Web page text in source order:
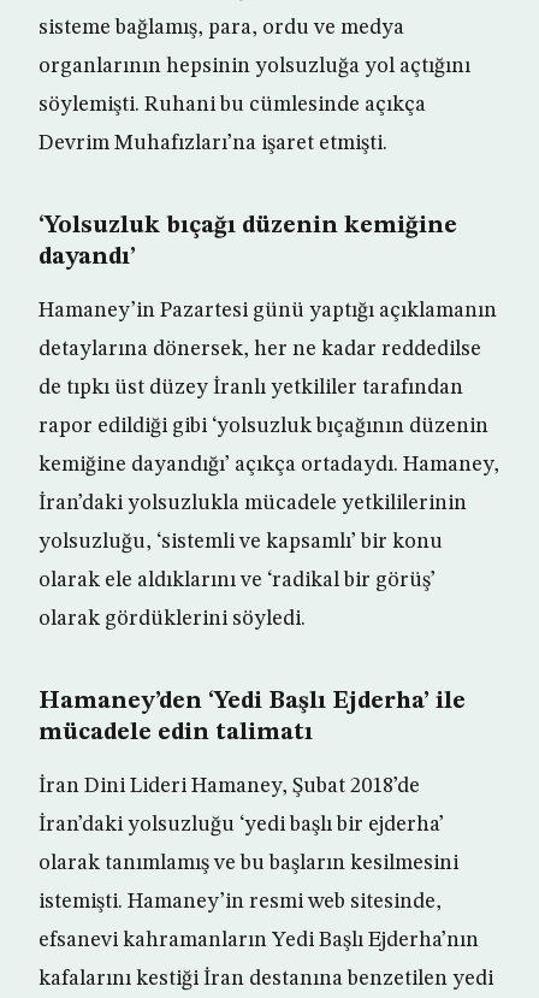
sisteme bağlamış, para, ordu ve medya
organlarının hepsinin yolsuzluğa yol açtığını
söylemişti. Ruhani bu cümlesinde açıkça
Devrim Muhafızları’na işaret etmişti.
‘Yolsuzluk bıçağı düzenin kemiğine
dayandı’
Hamaney’in Pazartesi günü yaptığı açıklamanın
detaylarına dönersek, her ne kadar reddedilse
de tıpkı üst düzey İranlı yetkililer tarafından
rapor edildiği gibi ‘yolsuzluk bıçağının düzenin
kemiğine dayandığı’ açıkça ortadaydı. Hamaney,
İran’daki yolsuzlukla mücadele yetkililerinin
yolsuzluğu, ‘sistemli ve kapsamlı’ bir konu
olarak ele aldıklarını ve ‘radikal bir görüş’
olarak gördüklerini söyledi.
Hamaney’den ‘Yedi Başlı Ejderha’ ile
mücadele edin talimatı
İran Dini Lideri Hamaney, Şubat 2018’de
İran’daki yolsuzluğu ‘yedi başlı bir ejderha’
olarak tanımlamış ve bu başların kesilmesini
istemişti. Hamaney’in resmi web sitesinde,
efsanevi kahramanların Yedi Başlı Ejderha’nın
kafalarını kestiği İran destanına benzetilen yedi